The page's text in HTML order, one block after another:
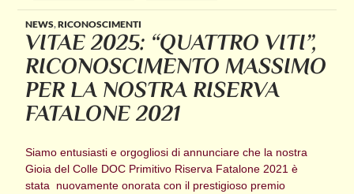
NEWS,RICONOSCIMENTI
VITAE 2025: “QUATTRO VITI”,
RICONOSCIMENTO MASSIMO
PER LA NOSTRA RISERVA
FATALONE 2021
Siamo entusiasti e orgogliosi di annunciare che la nostra
Gioia del Colle DOC Primitivo Riserva Fatalone 2021 è
stata nuovamente onorata con il prestigioso premio